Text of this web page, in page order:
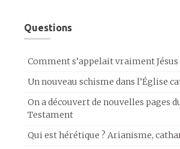
Questions
Comment s’appelait vraiment Jésus
Un nouveau schisme dans l’Église
On a découvert de nouvelles pages
Testament
Qui est hérétique ? Arianisme,